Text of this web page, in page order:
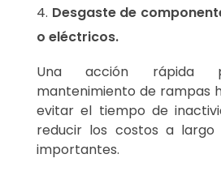
Desgaste de
o eléctricos.
Una acción rápida
mantenimiento de rampas
evitar el tiempo de
reducir los costos a largo
importantes.